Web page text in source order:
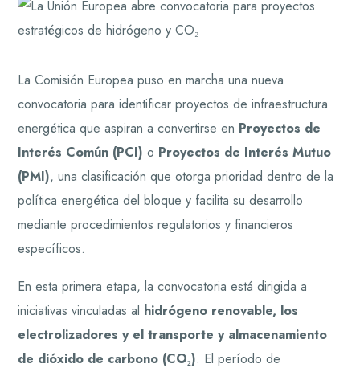
La Comisión Europea puso en marcha una nueva
convocatoria para identificar proyectos de infraestructura
energética que aspiran a convertirse en Proyectos de
Interés Común (PCI) o Proyectos de Interés Mutuo
(PMI), una clasificación que otorga prioridad dentro de la
política energética del bloque y facilita su desarrollo
mediante procedimientos regulatorios y financieros
específicos.
En esta primera etapa, la convocatoria está dirigida a
iniciativas vinculadas al hidrógeno renovable, los
electrolizadores y el transporte y almacenamiento
de dióxido de carbono (CO₂). El período de